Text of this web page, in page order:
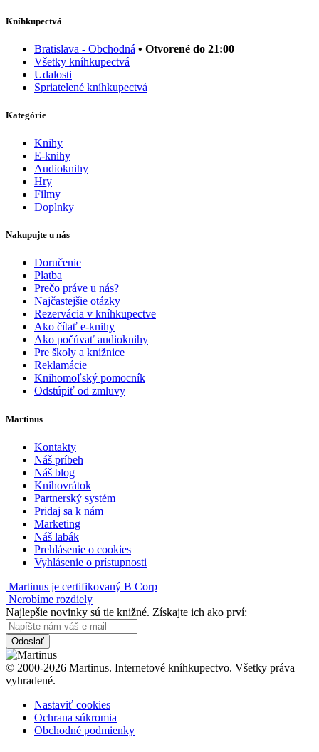
Kníhkupectvá
Bratislava - Obchodná • Otvorené do 21:00
Všetky kníhkupectvá
Udalosti
Spriatelené kníhkupectvá
Kategórie
Knihy
E-knihy
Audioknihy
Hry
Filmy
Doplnky
Nakupujte u nás
Doručenie
Platba
Prečo práve u nás?
Najčastejšie otázky
Rezervácia v kníhkupectve
Ako čítať e-knihy
Ako počúvať audioknihy
Pre školy a knižnice
Reklamácie
Knihomoľský pomocník
Odstúpiť od zmluvy
Martinus
Kontakty
Náš príbeh
Náš blog
Knihovrátok
Partnerský systém
Pridaj sa k nám
Marketing
Náš labák
Prehlásenie o cookies
Vyhlásenie o prístupnosti
Martinus je certifikovaný B Corp
Nerobíme rozdiely
Najlepšie novinky sú tie knižné. Získajte ich ako prví:
Odoslať
© 2000-2026 Martinus. Internetové kníhkupectvo. Všetky práva
vyhradené.
Nastaviť cookies
Ochrana súkromia
Obchodné podmienky